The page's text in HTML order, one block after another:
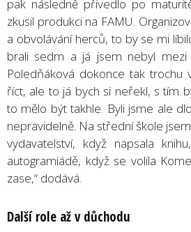
pak následně přivedlo po
zkusil produkci na FAMU.
a obvolávání herců, to by se mi
brali sedm a já jsem nebyl
Poledňáková dokonce tak trochu
říct, ale to já bych si neřekl, s tím
to mělo být takhle. Byli jsme ale
nepravidelně. Na střední škole
vydavatelství, když napsala
autogramiádě, když se volila
zase,“ dodává.
Dalšírole až v důchodu